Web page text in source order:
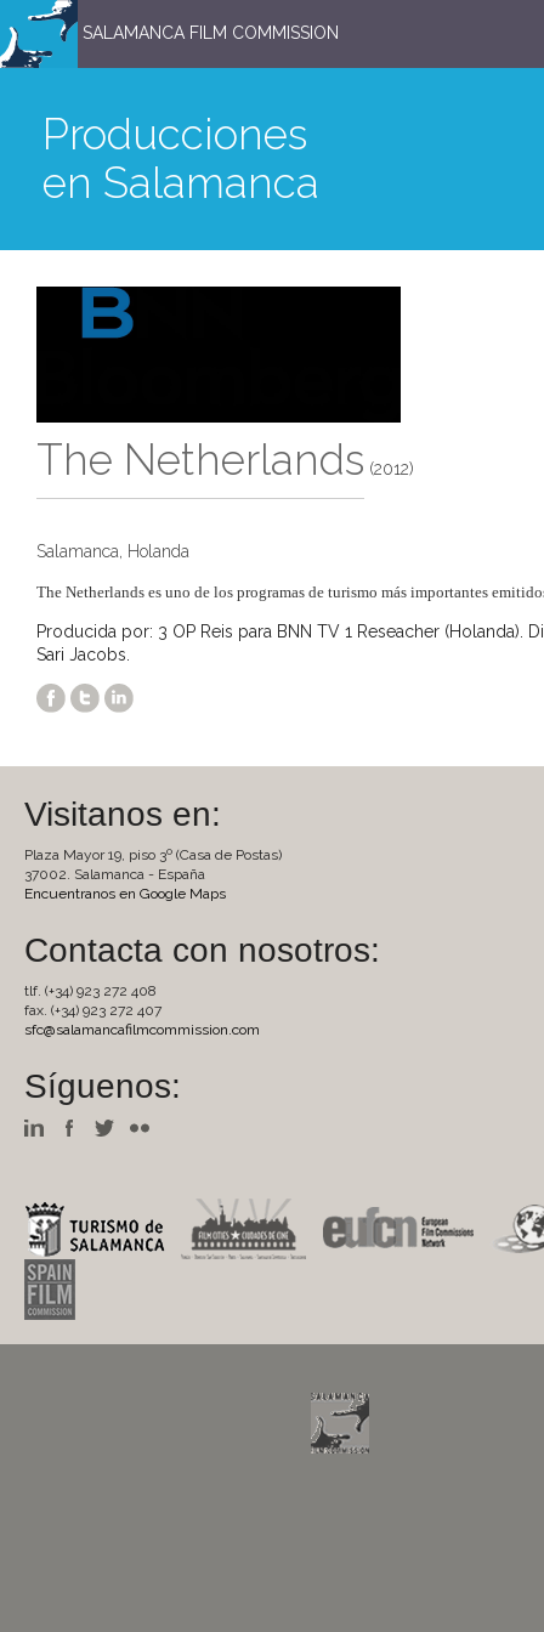
SALAMANCA FILM COMMISSION
Producciones
en Salamanca
The Netherlands (2012)
Salamanca, Holanda
The Netherlands es uno de los programas de turismo más importantes
Producida por: 3 OP Reis para BNN TV 1 Reseacher (Holanda).
Sari Jacobs.
Visitanos en:
Plaza Mayor 19, piso 3º (Casa de Postas)
37002. Salamanca - España
Encuentranos en Google Maps
Contacta con nosotros:
tlf. (+34) 923 272 408
fax. (+34) 923 272 407
sfc@salamancafilmcommission.com
Síguenos: